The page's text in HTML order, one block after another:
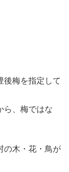
後梅を指定して
ら、梅ではな
の木・花・鳥が